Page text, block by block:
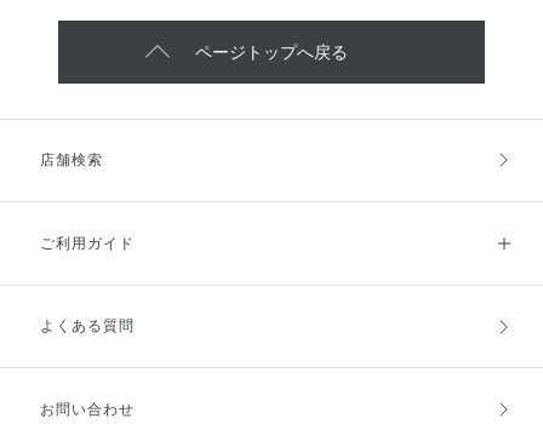
ページトップへ戻る
店舗検索
ご利用ガイド
ご利用ガイドトップ
お支払方法
よくある質問
お問い合わせ